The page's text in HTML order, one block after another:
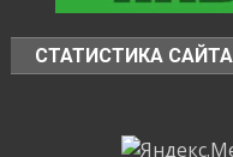
СТАТИСТИКА САЙТА